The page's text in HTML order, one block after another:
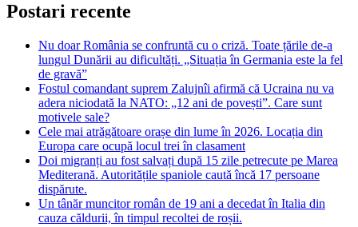
Postari recente
Nu doar România se confruntă cu o criză. Toate țările de-a
lungul Dunării au dificultăți. „Situația în Germania este la fel
de gravă”
Fostul comandant suprem Zalujnîi afirmă că Ucraina nu va
adera niciodată la NATO: „12 ani de povești”. Care sunt
motivele sale?
Cele mai atrăgătoare orașe din lume în 2026. Locația din
Europa care ocupă locul trei în clasament
Doi migranți au fost salvați după 15 zile petrecute pe Marea
Mediterană. Autoritățile spaniole caută încă 17 persoane
dispărute.
Un tânăr muncitor român de 19 ani a decedat în Italia din
cauza căldurii, în timpul recoltei de roșii.